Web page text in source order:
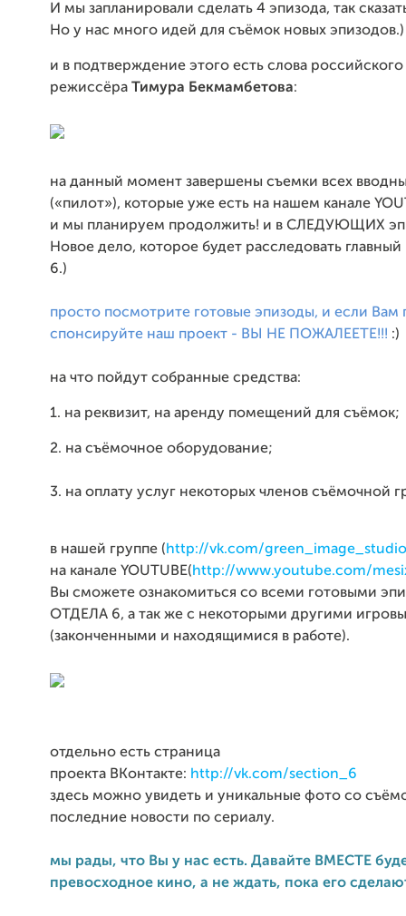
И мы запланировали сделать 4 эпизода, так
Но у нас много идей для съёмок новых эпизодов.)
и в подтверждение этого есть слова российского
режиссёра Тимура Бекмамбетова:
на данный момент завершены съемки всех
(«пилот»), которые уже есть на нашем канале
и мы планируем продолжить! и в СЛЕДУЮЩИХ
Новое дело, которое будет расследовать
6.)
просто посмотрите готовые эпизоды, и если Вам
спонсируйте наш проект - ВЫ НЕ ПОЖАЛЕЕТЕ!!! :)
на что пойдут собранные средства:
1. на реквизит, на аренду помещений для съёмок;
2. на съёмочное оборудование;
3. на оплату услуг некоторых членов съёмочной
в нашей группе (http://vk.com/green_image_studio
на канале YOUTUBE(http://www.youtube.com/
Вы сможете ознакомиться со всеми готовыми
ОТДЕЛА 6, а так же с некоторыми другими
(законченными и находящимися в работе).
отдельно есть страница
проекта ВКонтакте: http://vk.com/section_6
здесь можно увидеть и уникальные фото со
последние новости по сериалу.
мы рады, что Вы у нас есть. Давайте ВМЕСТЕ
превосходное кино, а не ждать, пока его